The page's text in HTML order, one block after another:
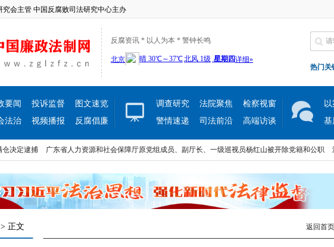
究会主管 中国反腐败司法研究中心主办
反腐资讯 * 以人为本 * 警钟长鸣
热门关
要闻 投诉监督
图文速览
法治
视频播报 反腐倡廉
调查研究 法院聚焦
检察视窗
警情速递
司法前沿 高端访谈
以
基
捕 广东省人力资源和社会保障厅原党组成员、副厅长、一级巡视员杨红山被开除党籍和公职 汇智纾
> 正文 返回首页